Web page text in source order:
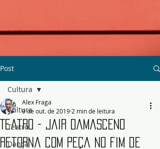
Post
Cultura
Teatro
Dança
Cultura
Teatro - Jair Damasceno
retorna com peça no fim de
Alex Fraga
9 de out. de 2019 2 min de leitura